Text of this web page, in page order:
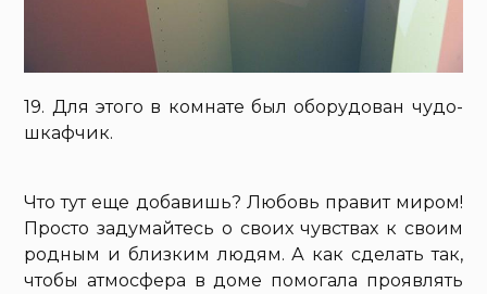
19. Для этого в комнате был оборудован чудо-
шкафчик.
Что тут еще добавишь? Любовь правит миром!
Просто задумайтесь о своих чувствах к своим
родным и близким людям. А как сделать так,
чтобы атмосфера в доме помогала проявлять